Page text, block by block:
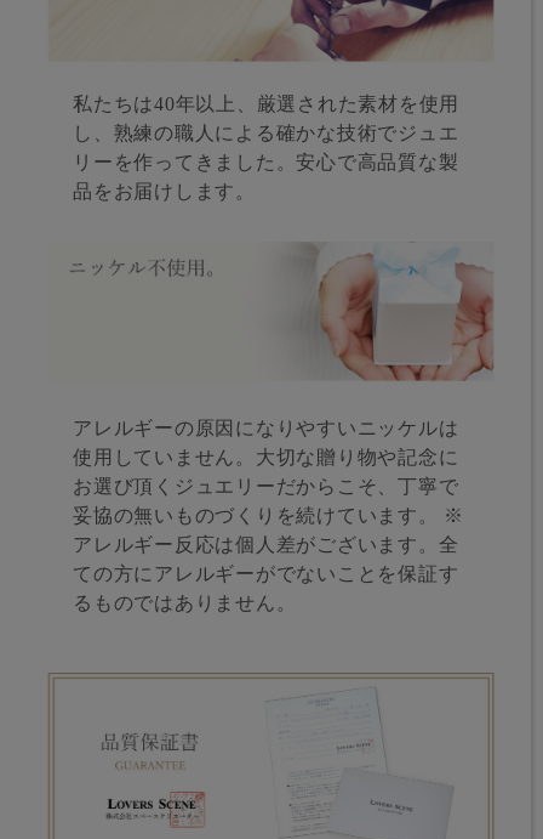
私たちは40年以上、厳選された素材を使用
し、熟練の職人による確かな技術でジュエ
リーを作ってきました。安心で高品質な製
品をお届けします。
アレルギーの原因になりやすいニッケルは
使用していません。大切な贈り物や記念に
お選び頂くジュエリーだからこそ、丁寧で
妥協の無いものづくりを続けています。 ※
アレルギー反応は個人差がございます。全
ての方にアレルギーがでないことを保証す
るものではありません。